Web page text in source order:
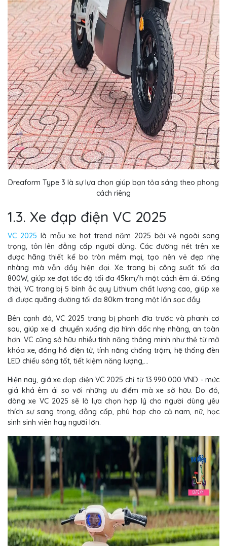
Dreaform Type 3 là sự lựa chọn giúp bạn tỏa sáng theo phong
cách riêng
1.3. Xe đạp điện VC 2025
VC 2025 là mẫu xe hot trend năm 2025 bởi vẻ ngoài sang
trọng, tôn lên đẳng cấp người dùng. Các đường nét trên xe
được hãng thiết kế bo tròn mềm mại, tạo nên vẻ đẹp nhẹ
nhàng mà vẫn đầy hiện đại. Xe trang bị công suất tối đa
800W, giúp xe đạt tốc độ tối đa 45km/h một cách êm ái. Đồng
thời, VC trang bị 5 bình ắc quy Lithium chất lượng cao, giúp xe
đi được quãng đường tối đa 80km trong một lần sạc đầy.
Bên cạnh đó, VC 2025 trang bị phanh đĩa trước và phanh cơ
sau, giúp xe di chuyển xuống địa hình dốc nhẹ nhàng, an toàn
hơn. VC cũng sở hữu nhiều tính năng thông minh như thẻ từ mở
khóa xe, đồng hồ điện tử, tính năng chống trộm, hệ thống đèn
LED chiếu sáng tốt, tiết kiệm năng lượng,...
Hiện nay, giá xe đạp điện VC 2025 chỉ từ 13.990.000 VND - mức
giá khá êm ái so với những ưu điểm mà xe sở hữu. Do đó,
dòng xe VC 2025 sẽ là lựa chọn hợp lý cho người dùng yêu
thích sự sang trọng, đẳng cấp, phù hợp cho cả nam, nữ, học
sinh sinh viên hay người lớn.